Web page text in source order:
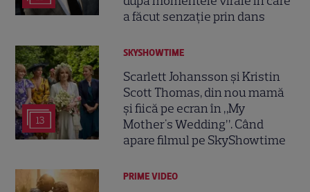
a făcut senzație prin dans
13
SKYSHOWTIME
Scarlett Johansson și Kristin
Scott Thomas, din nou mamă
și fiică pe ecran în „My
Mother's Wedding”. Când
apare filmul pe SkyShowtime
PRIME VIDEO